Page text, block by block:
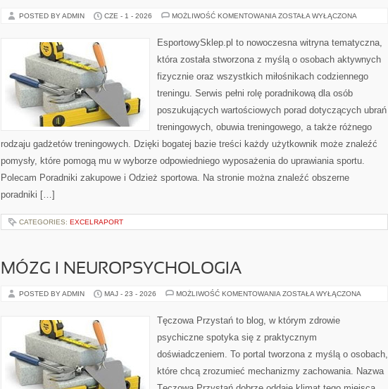
POSTED BY ADMIN CZE - 1 - 2026 MOŻLIWOŚĆ KOMENTOWANIA ODZIEŻ
ZOSTAŁA WYŁĄCZONA
EsportowySklep.pl to nowoczesna witryna tematyczna,
która została stworzona z myślą o osobach aktywnych
fizycznie oraz wszystkich miłośnikach codziennego
treningu. Serwis pełni rolę poradnikową dla osób
poszukujących wartościowych porad dotyczących ubrań
treningowych, obuwia treningowego, a także różnego
rodzaju gadżetów treningowych. Dzięki bogatej bazie treści każdy użytkownik może znaleźć
pomysły, które pomogą mu w wyborze odpowiedniego wyposażenia do uprawiania sportu.
Polecam Poradniki zakupowe i Odzież sportowa. Na stronie można znaleźć obszerne
poradniki […]
CATEGORIES: EXCELRAPORT
MÓZG I NEUROPSYCHOLOGIA
POSTED BY ADMIN MAJ - 23 - 2026 MOŻLIWOŚĆ KOMENTOWANIA MÓZG
ZOSTAŁA WYŁĄCZONA
Tęczowa Przystań to blog, w którym zdrowie
psychiczne spotyka się z praktycznym
doświadczeniem. To portal tworzona z myślą o osobach,
które chcą zrozumieć mechanizmy zachowania. Nazwa